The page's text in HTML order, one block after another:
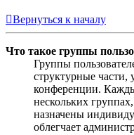
Вернуться к началу
Что такое группы
Группы
структурные части,
конференции.
нескольких
назначены
облегчает